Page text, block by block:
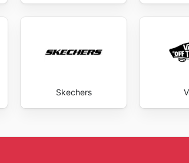
en Kappa es sinónimo de
a formar parte de una comunidad
ads and enjoy exclusive savings
Skechers